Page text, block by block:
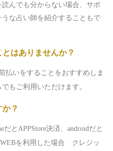
んでも分からない場合、サポ
な占い師を紹介することもで
はありませんか？
払いをすることをおすすめしま
もご利用いただけます。
？
とAPPStore決済、androidだと
を利用した場合 クレジッ